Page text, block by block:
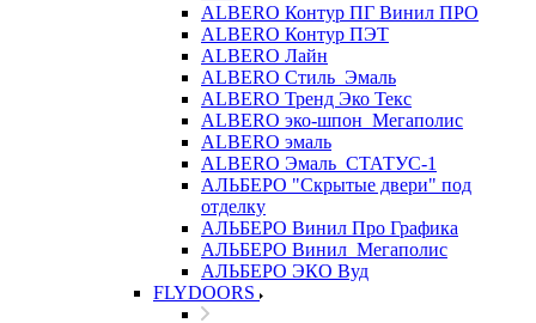
ALBERO Контур ПГ Винил ПРО
ALBERO Контур ПЭТ
ALBERO Лайн
ALBERO Стиль_Эмаль
ALBERO Тренд Эко Текс
ALBERO эко-шпон_Мегаполис
ALBERO эмаль
ALBERO Эмаль_СТАТУС-1
АЛЬБЕРО "Скрытые двери" под
отделку
АЛЬБЕРО Винил Про Графика
АЛЬБЕРО Винил_Мегаполис
АЛЬБЕРО ЭКО Вуд
FLYDOORS